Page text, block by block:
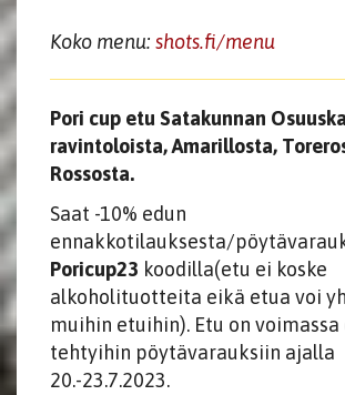
Koko menu: shots.fi/menu
Pori cup etu Satakunnan
ravintoloista, Amarillosta,
Rossosta.
Saat -10% edun
ennakkotilauksesta/
Poricup23 koodilla(etu ei koske
alkoholituotteita eikä etua voi
muihin etuihin). Etu on voimassa
tehtyihin pöytävarauksiin ajalla
20.-23.7.2023.